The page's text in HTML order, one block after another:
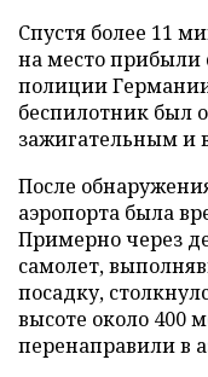
Спустя более 11
на место прибыли
полиции
беспилотник был
зажигательным и
После
аэропорта была
Примерно через
самолет,
посадку,
высоте около 400
перенаправили в